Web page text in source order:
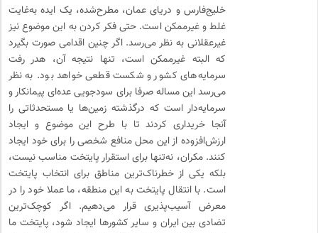
خلیج‌فارس و دریای عمان، مطرح‌شده، یک ایده به‌غایت
غلط و غیرممکن است. حتی فکر کردن به این موضوع نیز
غیرعقلانی به نظر می‌رسد. اگر چنین اقدامی صورت بگیرد
که البته غیرممکن است، تنها نتیجه آن، هدر رفت
سرمایه‌های کشور و شکست قطعی خواهد بود. به نظر
می‌رسد این مساله صرفا برای سودجویی عده‌ای پیمانکار و
سرمایه‌دار است که درگذشته زمین‌ها یا مستحدثاتی را
آنجا خریداری کردند تا با طرح این موضوع و ایجاد
ارزش‌افزوده از این محل منافع شخصی را برای خود ایجاد
کنند. مکران، نه‌تنها برای استقرار پایتخت مناسب نیست،
بلکه یکی از خطرناک‌ترین مناطق برای انتخاب پایتخت
است. با انتقال پایتخت به این منطقه، ما عملا خود را در
معرض آسیب‌پذیری قرار می‌دهیم. اگر کوچک‌ترین
تضادی بین ایران و سایر کشورها ایجاد شود، پایتخت ما